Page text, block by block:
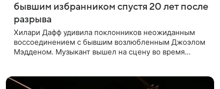
бывшим избранником спустя 20 лет после
разрыва
Хилари Дафф удивила поклонников неожиданным
воссоединением с бывшим возлюбленным Джоэлом
Мэдденом. Музыкант вышел на сцену во время